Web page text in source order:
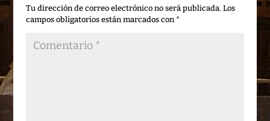
Tu dirección de correo electrónico no será publicada. Los
campos obligatorios están marcados con *